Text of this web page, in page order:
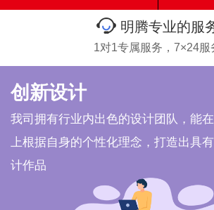
明腾专业的服
1对1专属服务，7×24服
创新设计
我司拥有行业内出色的设计团队，能
上根据自身的个性化理念，打造出具
计作品